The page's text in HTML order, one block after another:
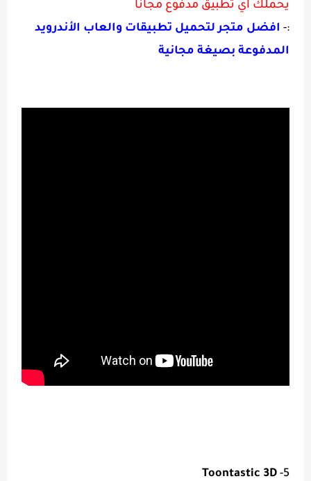
يحملك اي تطبيق مدفوع مجانا
:- افضل متجر لتحميل تطبيقات والعاب الأندرويد
المدفوعة بصيغة مجانية
5-
Toontastic 3D